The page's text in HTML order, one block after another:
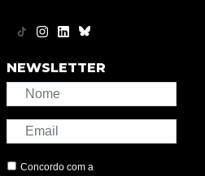
NEWSLETTER
Concordo com a